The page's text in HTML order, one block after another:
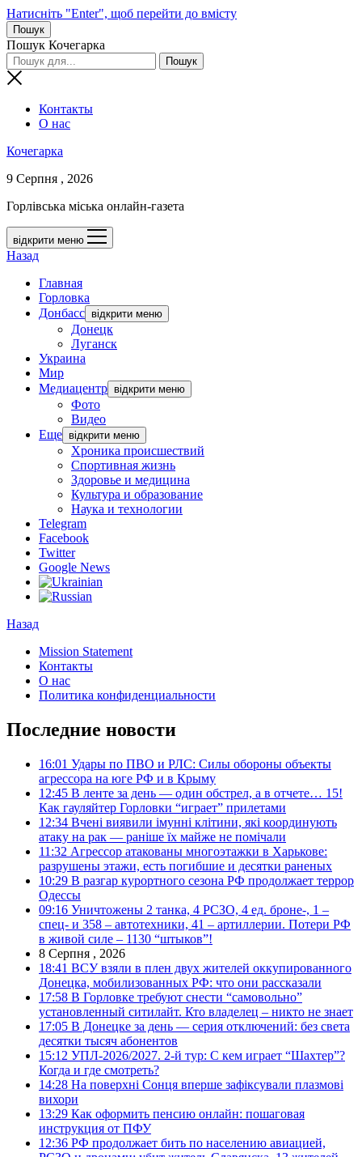
Натисніть "Enter", щоб перейти до вмісту
Пошук
Пошук Кочегарка
Контакты
О нас
Кочегарка
9 Серпня , 2026
Горлівська міська онлайн-газета
відкрити меню
Назад
Главная
Горловка
Донбасс відкрити меню
Донецк
Луганск
Украина
Мир
Медиацентр відкрити меню
Фото
Видео
Еще відкрити меню
Хроника происшествий
Спортивная жизнь
Здоровье и медицина
Культура и образование
Наука и технологии
Telegram
Facebook
Twitter
Google News
Назад
Mission Statement
Контакты
О нас
Политика конфиденциальности
Последние новости
16:01 Удары по ПВО и РЛС: Силы обороны объекты
агрессора на юге РФ и в Крыму
12:45 В ленте за день — один обстрел, а в отчете… 15!
Как гауляйтер Горловки “играет” прилетами
12:34 Вчені виявили імунні клітини, які координують
атаку на рак — раніше їх майже не помічали
11:32 Агрессор атакованы многоэтажки в Харькове:
разрушены этажи, есть погибшие и десятки раненых
10:29 В разгар курортного сезона РФ продолжает террор
Одессы
09:16 Уничтожены 2 танка, 4 РСЗО, 4 ед. броне-, 1 –
спец- и 358 – автотехники, 41 – артиллерии. Потери РФ
в живой силе – 1130 “штыков”!
8 Серпня , 2026
18:41 ВСУ взяли в плен двух жителей оккупированного
Донецка, мобилизованных РФ: что они рассказали
17:58 В Горловке требуют снести “самовольно”
установленный ситилайт. Кто владелец – никто не знает
17:05 В Донецке за день — серия отключений: без света
десятки тысяч абонентов
15:12 УПЛ-2026/2027. 2-й тур: С кем играет “Шахтер”?
Когда и где смотреть?
14:28 На поверхні Сонця вперше зафіксували плазмові
вихори
13:29 Как оформить пенсию онлайн: пошаговая
инструкция от ПФУ
12:36 РФ продолжает бить по населению авиацией,